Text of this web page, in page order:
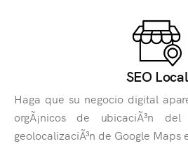
SEO Local
Haga que su negocio digital
orgÃ¡nicos de ubicaciÃ³n
geolocalizaciÃ³n de Google Maps